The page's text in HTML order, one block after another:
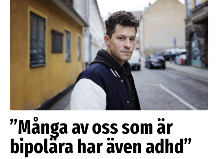
”Många av oss som är
bipolära har även adhd”